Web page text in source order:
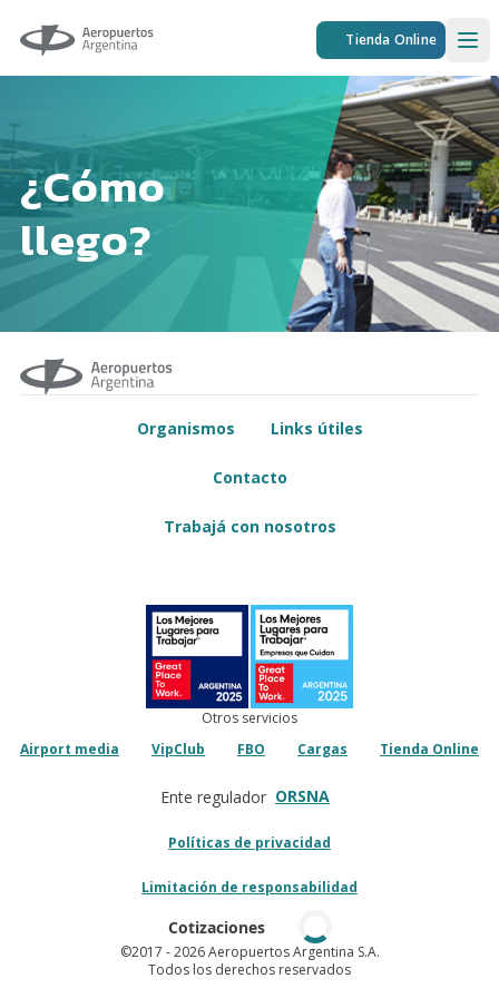
Aeropuertos Argentina Tienda Online
¿Cómo
llego?
Organismos Links útiles
Contacto
Trabajá con nosotros
Otros servicios
Airport media
VipClub FBO Cargas Tienda Online
Ente regulador ORSNA
Políticas de privacidad
Limitación de responsabilidad
Cotizaciones
©2017 - 2026 Aeropuertos Argentina S.A.
Todos los derechos reservados